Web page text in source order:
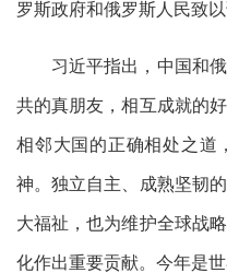
罗斯政府和俄罗斯人民致
习近平指出，中国和
共的真朋友，相互成就的
相邻大国的正确相处之道
神。独立自主、成熟坚韧
大福祉，也为维护全球战
化作出重要贡献。今年是